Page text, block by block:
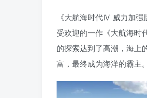
《大航海时代Ⅳ 威力加
受欢迎的一作《大航海时
的探索达到了高潮，海上
富，最终成为海洋的霸主。